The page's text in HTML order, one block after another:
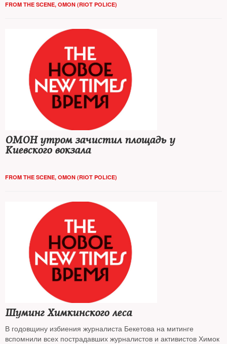
FROM THE SCENE, OMON (RIOT POLICE)
ОМОН утром зачистил площадь у
Киевского вокзала
FROM THE SCENE, OMON (RIOT POLICE)
Шуминг Химкинского леса
В годовщину избиения журналиста Бекетова на митинге
вспомнили всех пострадавших журналистов и активистов Химок